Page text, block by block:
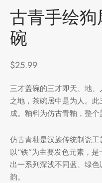
古青手绘
碗
$25.99
三才盖碗的三才即天、地
之地，茶碗居中是为人。
成。釉料为仿古青釉，整个
仿古青釉是汉族传统制瓷
以“铁”为主要发色元素，
出一系列深浅不同蓝、绿
韵。
国茶
品
因含量分类
分类